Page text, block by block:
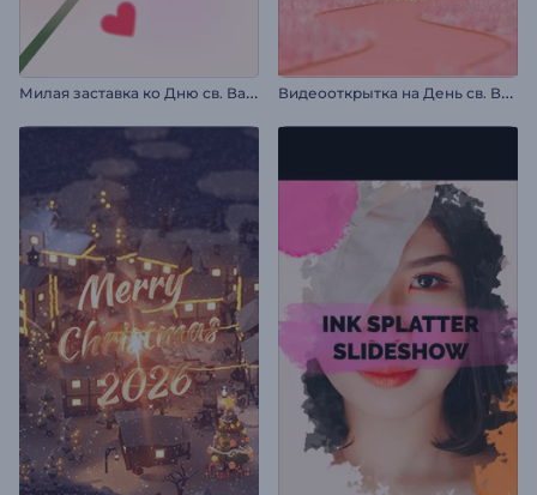
М
илая заставка ко Дню св. Валентина В
идеооткрытка на День св. Валентина